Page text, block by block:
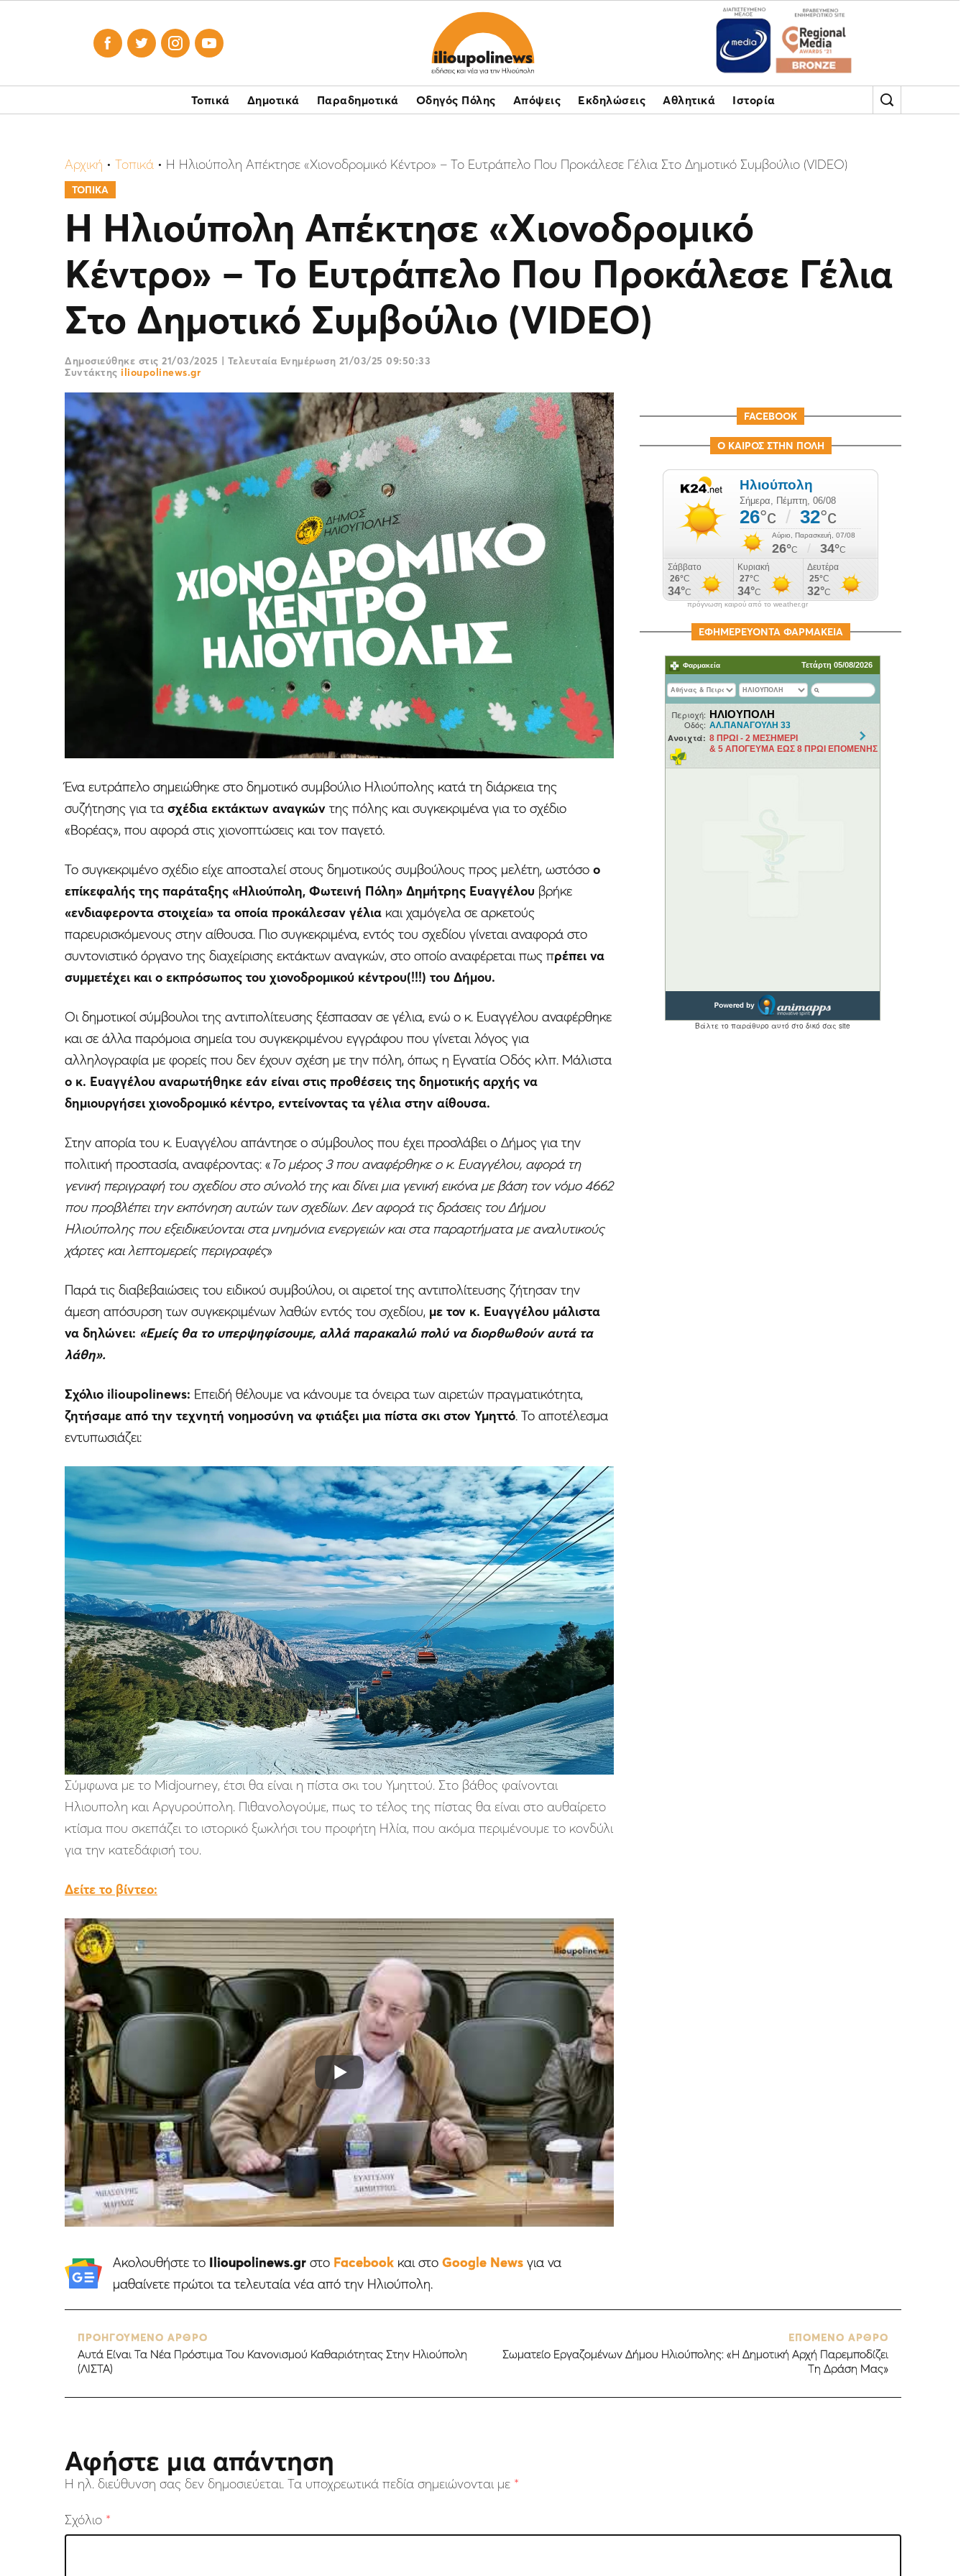
   
Τοπικά Δημοτικά Παραδημοτικά Οδηγός Πόλης Απόψεις Εκδηλώσεις Αθλητικά Ιστορία
Αρχική • Τοπικά • Η Ηλιούπολη Απέκτησε «Χιονοδρομικό Κέντρο» – Το Ευτράπελο Που Προκάλεσε Γέλια Στο Δημοτικό Συμβούλιο (VIDEO)
ΤΟΠΙΚΑ
Η Ηλιούπολη Απέκτησε «Χιονοδρομικό
Κέντρο» – Το Ευτράπελο Που Προκάλεσε Γέλια
Στο Δημοτικό Συμβούλιο (VIDEO)
Δημοσιεύθηκε στις 21/03/2025 | Τελευταία Ενημέρωση 21/03/25 09:50:33
Συντάκτης ilioupolinews.gr
Ένα ευτράπελο σημειώθηκε στο δημοτικό συμβούλιο Ηλιούπολης κατά τη διάρκεια της
συζήτησης για τα σχέδια εκτάκτων αναγκών της πόλης και συγκεκριμένα για το σχέδιο
«Βορέας», που αφορά στις χιονοπτώσεις και τον παγετό.
Το συγκεκριμένο σχέδιο είχε αποσταλεί στους δημοτικούς συμβούλους προς μελέτη, ωστόσο ο
επίκεφαλής της παράταξης «Ηλιούπολη, Φωτεινή Πόλη» Δημήτρης Ευαγγέλου βρήκε
«ενδιαφεροντα στοιχεία» τα οποία προκάλεσαν γέλια και χαμόγελα σε αρκετούς
παρευρισκόμενους στην αίθουσα. Πιο συγκεκριμένα, εντός του σχεδίου γίνεται αναφορά στο
συντονιστικό όργανο της διαχείρισης εκτάκτων αναγκών, στο οποίο αναφέρεται πως πρέπει να
συμμετέχει και ο εκπρόσωπος του χιονοδρομικού κέντρου(!!!) του Δήμου.
Οι δημοτικοί σύμβουλοι της αντιπολίτευσης ξέσπασαν σε γέλια, ενώ ο κ. Ευαγγέλου αναφέρθηκε
και σε άλλα παρόμοια σημεία του συγκεκριμένου εγγράφου που γίνεται λόγος για
αλληλογραφία με φορείς που δεν έχουν σχέση με την πόλη, όπως η Εγνατία Οδός κλπ. Μάλιστα
ο κ. Ευαγγέλου αναρωτήθηκε εάν είναι στις προθέσεις της δημοτικής αρχής να
δημιουργήσει χιονοδρομικό κέντρο, εντείνοντας τα γέλια στην αίθουσα.
Στην απορία του κ. Ευαγγέλου απάντησε ο σύμβουλος που έχει προσλάβει ο Δήμος για την
πολιτική προστασία, αναφέροντας: «Το μέρος 3 που αναφέρθηκε ο κ. Ευαγγέλου, αφορά τη
γενική περιγραφή του σχεδίου στο σύνολό της και δίνει μια γενική εικόνα με βάση τον νόμο 4662
που προβλέπει την εκπόνηση αυτών των σχεδίων. Δεν αφορά τις δράσεις του Δήμου
Ηλιούπολης που εξειδικεύονται στα μνημόνια ενεργειών και στα παραρτήματα με αναλυτικούς
χάρτες και λεπτομερείς περιγραφές»
Παρά τις διαβεβαιώσεις του ειδικού συμβούλου, οι αιρετοί της αντιπολίτευσης ζήτησαν την
άμεση απόσυρση των συγκεκριμένων λαθών εντός του σχεδίου, με τον κ. Ευαγγέλου μάλιστα
να δηλώνει: «Εμείς θα το υπερψηφίσουμε, αλλά παρακαλώ πολύ να διορθωθούν αυτά τα
λάθη».
Σχόλιο ilioupolinews: Eπειδή θέλουμε να κάνουμε τα όνειρα των αιρετών πραγματικότητα,
ζητήσαμε από την τεχνητή νοημοσύνη να φτιάξει μια πίστα σκι στον Υμηττό. Το αποτέλεσμα
εντυπωσιάζει:
Σύμφωνα με το Midjourney, έτσι θα είναι η πίστα σκι του Υμηττού. Στο βάθος φαίνονται
Ηλιουπολη και Αργυρούπολη. Πιθανολογούμε, πως το τέλος της πίστας θα είναι στο αυθαίρετο
κτίσμα που σκεπάζει το ιστορικό ξωκλήσι του προφήτη Ηλία, που ακόμα περιμένουμε το κονδύλι
για την κατεδάφισή του.
Δείτε το βίντεο:
Ακολουθήστε το Ilioupolinews.grστο Facebookκαι στο Google Newsγια να
μαθαίνετε πρώτοι τα τελευταία νέα από την Ηλιούπολη.
FACEBOOK
Ο ΚΑΙΡΟΣ ΣΤΗΝ ΠΟΛΗ
πρόγνωση καιρού από το weather.gr
ΕΦΗΜΕΡΕΥΟΝΤΑ ΦΑΡΜΑΚΕΙΑ
ΠΡΟΗΓΟΥΜΕΝΟ ΑΡΘΡΟ
Αυτά Είναι Τα Νέα Πρόστιμα Του Κανονισμού Καθαριότητας Στην Ηλιούπολη
(ΛΙΣΤΑ)
ΕΠΟΜΕΝΟ ΑΡΘΡΟ
Σωματείο Εργαζομένων Δήμου Ηλιούπολης: «Η Δημοτική Αρχή Παρεμποδίζει
Τη Δράση Μας»
Αφήστε μια απάντηση
Η ηλ. διεύθυνση σας δεν δημοσιεύεται. Τα υποχρεωτικά πεδία σημειώνονται με *
Σχόλιο *